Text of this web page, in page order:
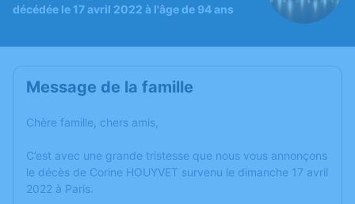
décédée le 17 avril 2022 à l'âge de 94 ans
Message de la famille
Chère famille, chers amis,
C’est avec une grande tristesse que nous vous annonçons
le décès de Corine HOUYVET survenu le dimanche 17 avril
2022 à Paris.